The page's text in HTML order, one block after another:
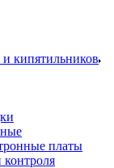
и кипятильников
платы